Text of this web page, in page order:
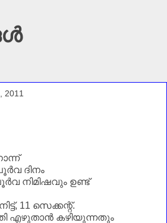
ദിനം
നിമിഷവും ഉണ്ട്
11 സെക്കന്റ്.
എഴുതാൻ കഴിയുന്നതും